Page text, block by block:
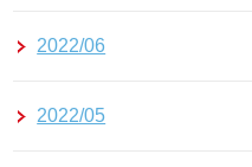
2022/06
2022/05